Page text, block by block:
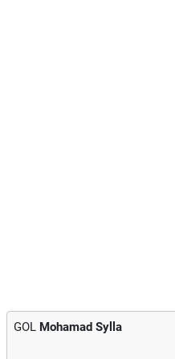
GOL Mohamad Sylla